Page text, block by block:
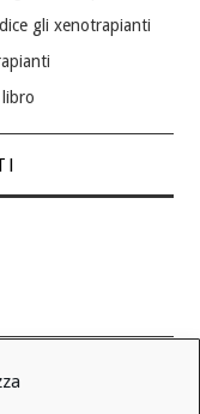
gli xenotrapianti